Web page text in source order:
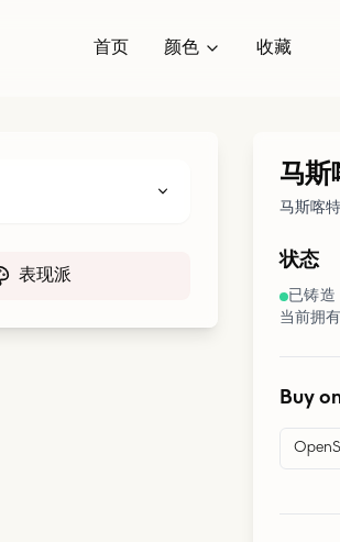
首页 颜色 收藏
表现派
马斯
马斯喀
状态
已铸造
当前拥
Buy